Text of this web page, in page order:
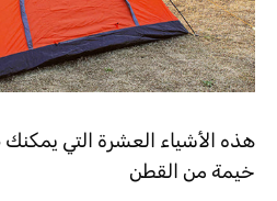
هذه الأشياء العشرة التي
خيمة من القطن